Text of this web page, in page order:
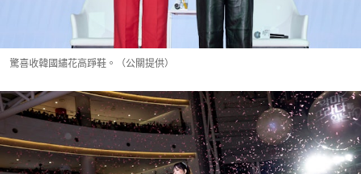
驚喜收韓國繡花高踭鞋。（公關提供）